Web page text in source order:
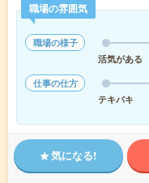
職場の雰囲気
職場の様子
活気がある
仕事の仕方
テキパキ
気になる!